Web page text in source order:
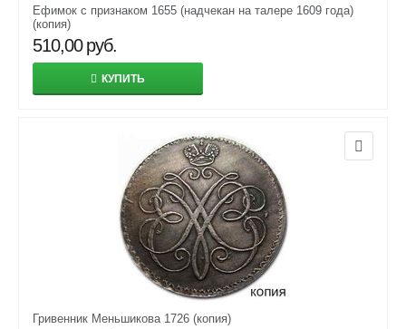
Ефимок с признаком 1655 (надчекан на талере 1609 года)
(копия)
510,00 руб.
КУПИТЬ
Гривенник Меньшикова 1726 (копия)